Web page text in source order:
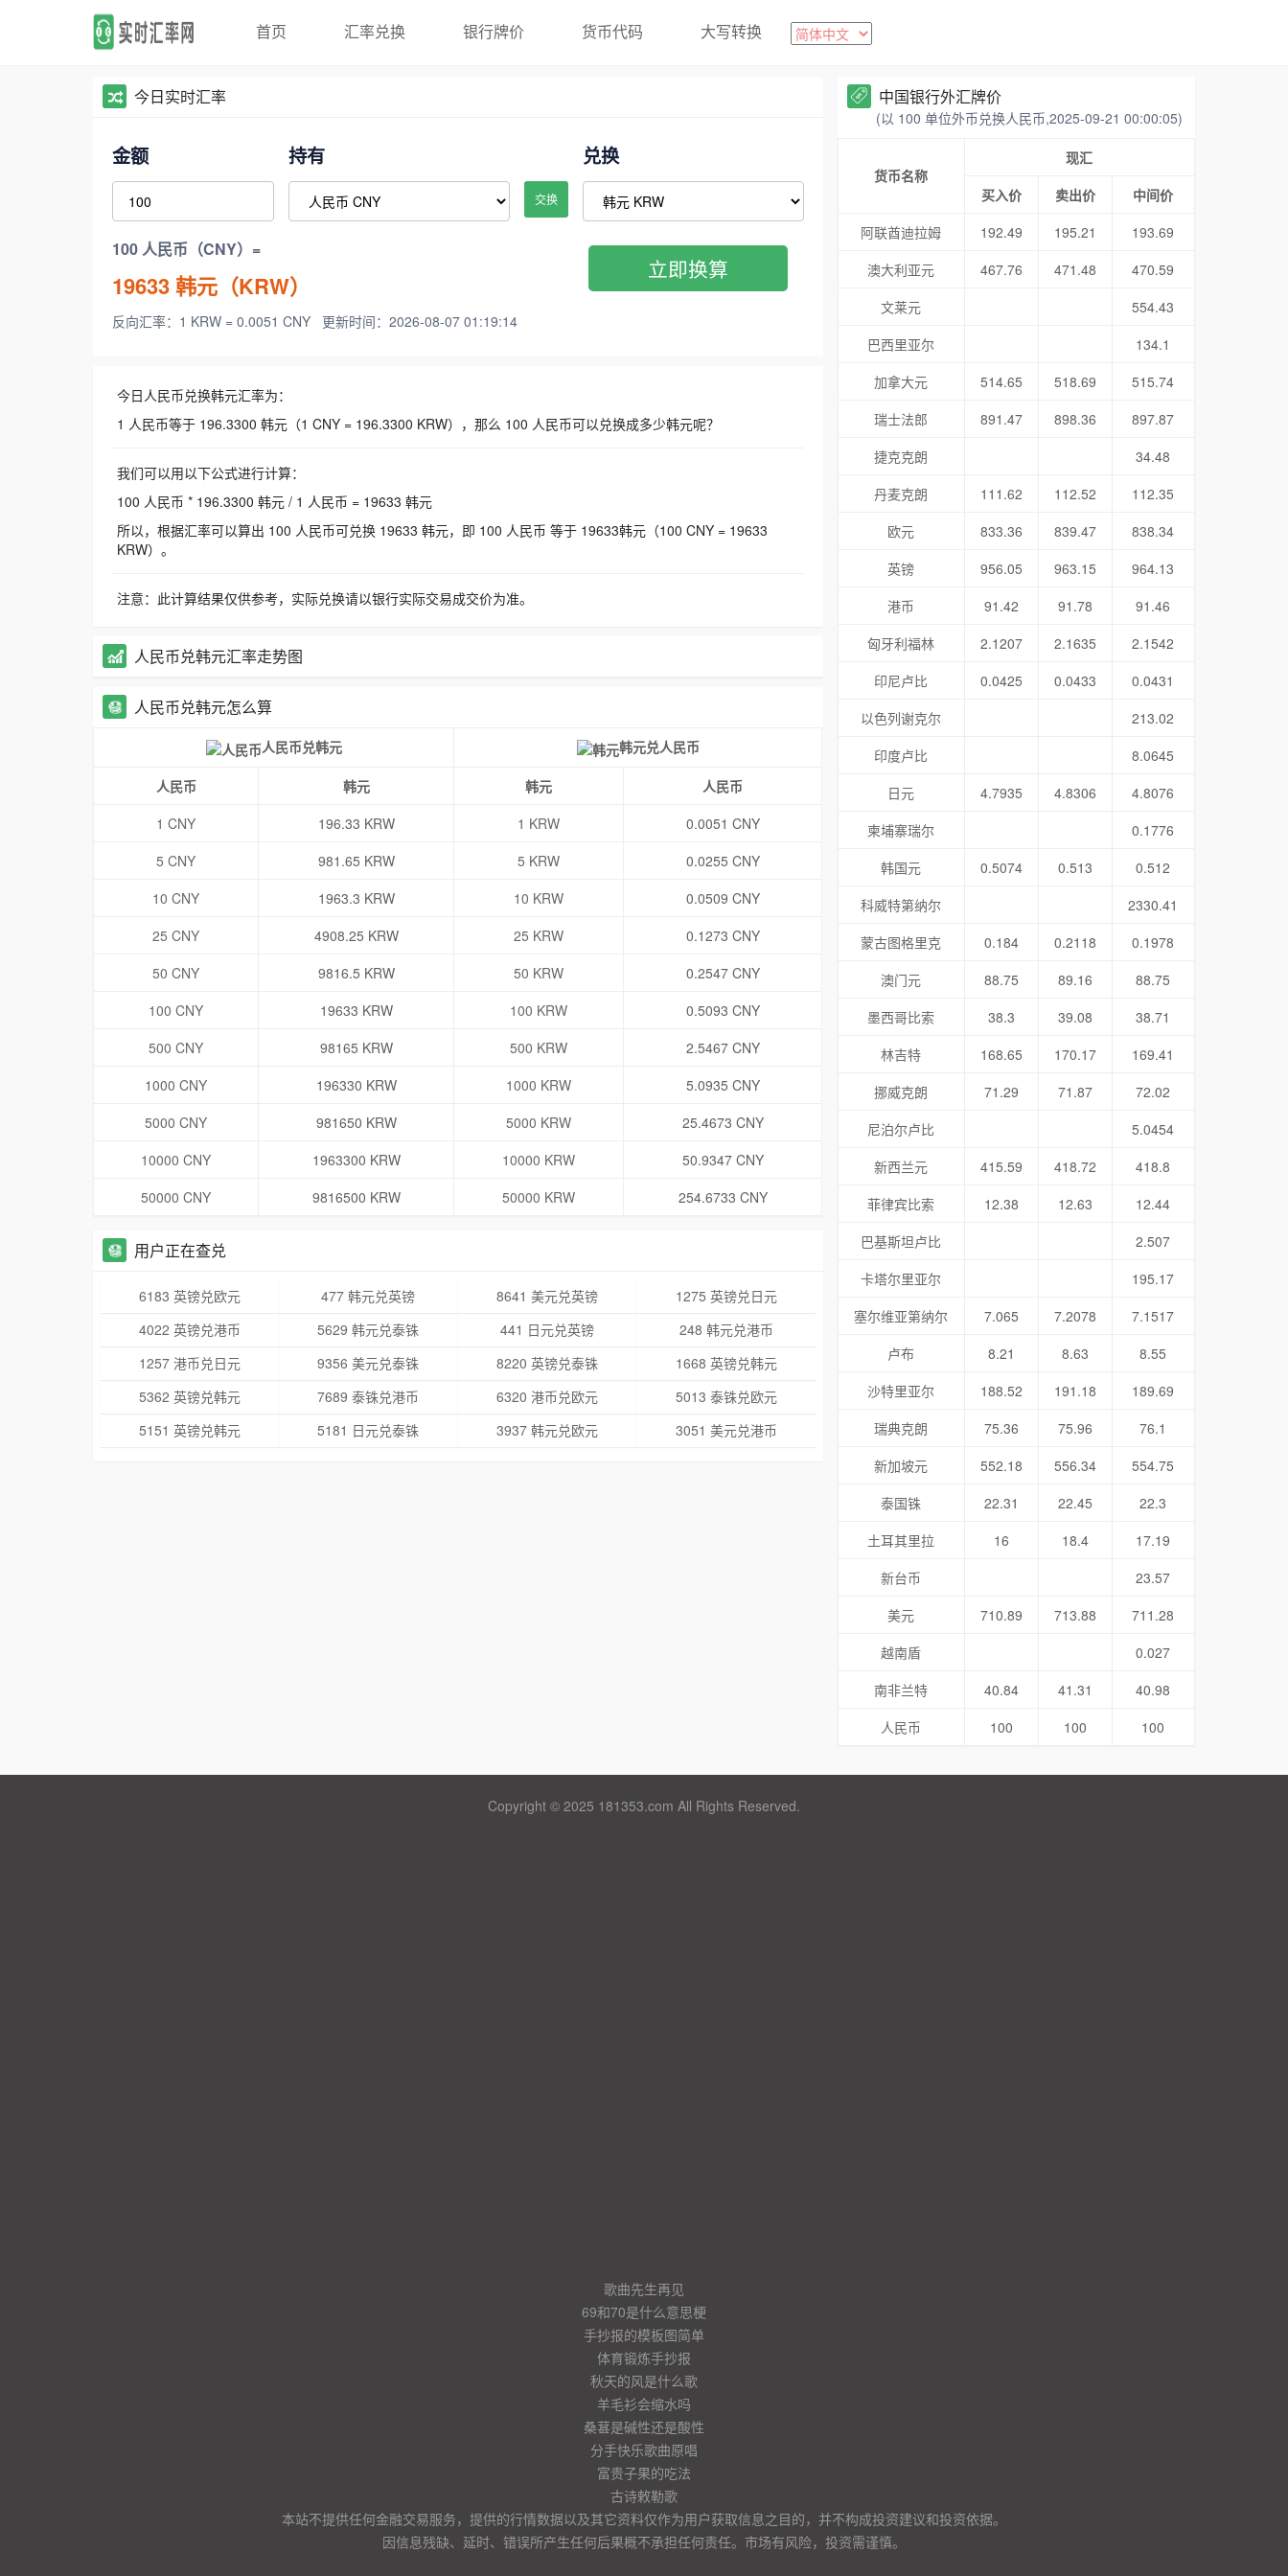
首页 汇率兑换 银行牌价 货币代码 大写转换
今日实时汇率
金额 持有
交换
兑换
100 人民币（CNY）=
19633韩元（KRW）
反向汇率：1 KRW = 0.0051 CNY 更新时间：2026-08-07 01:19:14
立即换算
今日人民币兑换韩元汇率为：
1 人民币等于 196.3300 韩元（1 CNY = 196.3300 KRW），那么 100 人民币可以兑换成多少韩元呢？
我们可以用以下公式进行计算：
100 人民币 * 196.3300 韩元 / 1 人民币 = 19633 韩元
所以，根据汇率可以算出 100 人民币可兑换 19633 韩元，即 100 人民币 等于 19633韩元（100 CNY = 19633
KRW）。
注意：此计算结果仅供参考，实际兑换请以银行实际交易成交价为准。
人民币兑韩元汇率走势图
人民币兑韩元怎么算
人民币兑韩元 韩元兑人民币
人民币 韩元 韩元
人民币
1 CNY
196.33 KRW 1 KRW
0.0051 CNY
5 CNY
981.65 KRW 5 KRW
0.0255 CNY
10 CNY
1963.3 KRW 10 KRW
0.0509 CNY
25 CNY
4908.25 KRW 25 KRW
0.1273 CNY
50 CNY
9816.5 KRW 50 KRW
0.2547 CNY
100 CNY
19633 KRW 100 KRW
0.5093 CNY
500 CNY
98165 KRW 500 KRW
2.5467 CNY
1000 CNY
196330 KRW 1000 KRW
5.0935 CNY
5000 CNY
981650 KRW 5000 KRW
25.4673 CNY
10000 CNY
1963300 KRW 10000 KRW
50.9347 CNY
50000 CNY
9816500 KRW 50000 KRW 254.6733 CNY
用户正在查兑
6183 英镑兑欧元 477 韩元兑英镑 8641 美元兑英镑
1275 英镑兑日元
4022 英镑兑港币
5629 韩元兑泰铢 441 日元兑英镑
248 韩元兑港币
1257 港币兑日元
9356 美元兑泰铢 8220 英镑兑泰铢
1668 英镑兑韩元
5362 英镑兑韩元
7689 泰铢兑港币 6320 港币兑欧元
5013 泰铢兑欧元
5151 英镑兑韩元
5181 日元兑泰铢 3937 韩元兑欧元 3051 美元兑港币
中国银行外汇牌价
(以 100 单位外币兑换人民币,2025-09-21 00:00:05)
货币名称
现汇
买入价
卖出价
中间价
阿联酋迪拉姆
192.49 195.21
193.69
澳大利亚元
467.76 471.48
470.59
文莱元
554.43
巴西里亚尔
134.1
加拿大元
514.65 518.69
515.74
瑞士法郎
891.47 898.36
897.87
捷克克朗
34.48
丹麦克朗
111.62 112.52
112.35
欧元
833.36 839.47
838.34
英镑
956.05 963.15
964.13
港币
91.42 91.78
91.46
匈牙利福林
2.1207 2.1635
2.1542
印尼卢比
0.0425 0.0433
0.0431
以色列谢克尔
213.02
印度卢比
8.0645
日元
4.7935 4.8306
4.8076
柬埔寨瑞尔
0.1776
韩国元
0.5074 0.513
0.512
科威特第纳尔
2330.41
蒙古图格里克
0.184 0.2118
0.1978
澳门元
88.75 89.16
88.75
墨西哥比索
38.3 39.08
38.71
林吉特
168.65 170.17
169.41
挪威克朗
71.29 71.87
72.02
尼泊尔卢比
5.0454
新西兰元
415.59 418.72
418.8
菲律宾比索
12.38 12.63
12.44
巴基斯坦卢比
2.507
卡塔尔里亚尔
195.17
塞尔维亚第纳尔
7.065 7.2078
7.1517
卢布
8.21 8.63
8.55
沙特里亚尔
188.52 191.18
189.69
瑞典克朗
75.36 75.96
76.1
新加坡元
552.18 556.34
554.75
泰国铢
22.31 22.45
22.3
土耳其里拉
16 18.4
17.19
新台币
23.57
美元
710.89 713.88
711.28
越南盾
0.027
南非兰特
40.84 41.31
40.98
人民币
100 100 100
Copyright © 2025 181353.com All Rights Reserved.
歌曲先生再见
69和70是什么意思梗
手抄报的模板图简单
体育锻炼手抄报
秋天的风是什么歌
羊毛衫会缩水吗
桑葚是碱性还是酸性
分手快乐歌曲原唱
富贵子果的吃法
古诗敕勒歌
本站不提供任何金融交易服务，提供的行情数据以及其它资料仅作为用户获取信息之目的，并不构成投资建议和投资依据。
因信息残缺、延时、错误所产生任何后果概不承担任何责任。市场有风险，投资需谨慎。